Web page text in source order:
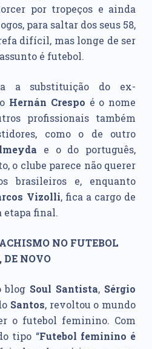
por tropeços e ainda
para saltar dos seus 58,
difícil, mas longe de ser
é futebol.
a substituição do ex-
Hernán Crespo é o nome
profissionais também
como o de outro
e o do português,
o clube parece não querer
brasileiros e, enquanto
Vizolli, fica a cargo de
etapa final.
NO FUTEBOL
NOVO
blog Soul Santista, Sérgio
Santos, revoltou o mundo
o futebol feminino. Com
tipo “Futebol feminino é